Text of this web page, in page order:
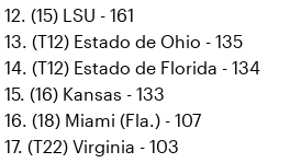
12. (15) LSU - 161
13. (T12) Estado de Ohio - 135
14. (T12) Estado de Florida - 134
15. (16) Kansas - 133
16. (18) Miami (Fla.) - 107
17. (T22) Virginia - 103